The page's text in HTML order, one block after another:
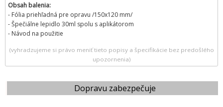
Dopravu zabezpečuje
Obsah balenia:
- Fólia priehľadná pre opravu /150x120 mm/
- Špečiálne lepidlo 30ml spolu s aplikátorom
- Návod na použitie
(vyhradzujeme si právo meniť tieto popisy a špecifikácie bez predošlého
upozornenia)